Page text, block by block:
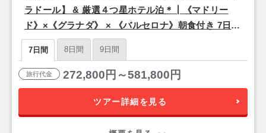
ラドール】 & 厳選４つ星ホテル泊＊┃《マドリー
ド》×《グラナダ》 × 《バルセロナ》朝食付き 7日間
【成田発/カタール航空利用】
7日間 8日間 9日間
旅行代金 272,800円～581,800円
ツアー詳細を見る